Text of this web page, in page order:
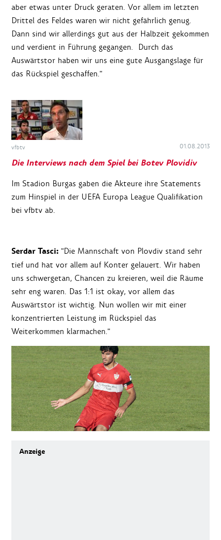
aber etwas unter Druck geraten. Vor allem im letzten
Drittel des Feldes waren wir nicht gefährlich genug.
Dann sind wir allerdings gut aus der Halbzeit gekommen
und verdient in Führung gegangen. Durch das
Auswärtstor haben wir uns eine gute Ausgangslage für
das Rückspiel geschaffen."
vfbtv 01.08.2013
Die Interviews nach dem Spiel bei Botev Plovidiv
Im Stadion Burgas gaben die Akteure ihre Statements
zum Hinspiel in der UEFA Europa League Qualifikation
bei vfbtv ab.
Serdar Tasci: "Die Mannschaft von Plovdiv stand sehr
tief und hat vor allem auf Konter gelauert. Wir haben
uns schwergetan, Chancen zu kreieren, weil die Räume
sehr eng waren. Das 1:1 ist okay, vor allem das
Auswärtstor ist wichtig. Nun wollen wir mit einer
konzentrierten Leistung im Rückspiel das
Weiterkommen klarmachen."